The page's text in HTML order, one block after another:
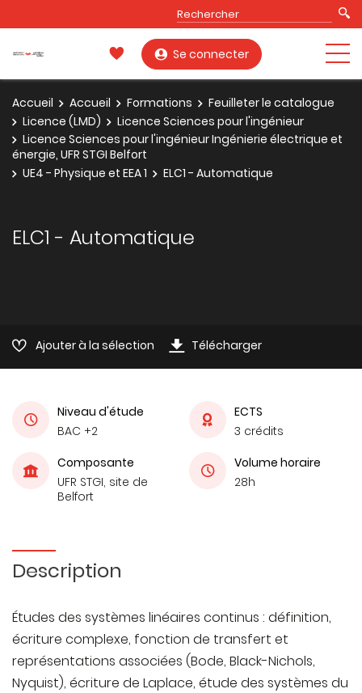
Se connecter
Accueil Accueil Formations
Feuilleter le catalogue
Licence (LMD)
Licence Sciences pour l'ingénieur
Licence Sciences pour l'ingénieur Ingénierie électrique et
énergie, UFR STGI Belfort
UE4 - Physique et EEA 1
ELC1 - Automatique
ELC1 - Automatique
Ajouter à la sélection Télécharger
Niveau d'étude
BAC +2
ECTS
3 crédits
Composante
UFR STGI, site de
Belfort
Volume horaire
28h
Description
Études des systèmes linéaires continus : définition,
écriture complexe, fonction de transfert et
représentations associées (Bode, Black-Nichols,
Nyquist), écriture de Laplace, étude des systèmes du